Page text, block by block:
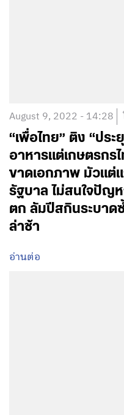
August 9, 2022 - 14:28
“เพื่อไทย” ติง “ประ
อาหารแต่เกษตรกร
ขาดเอกภาพ มัวแต่
รัฐบาล ไม่สนใจปัญ
ตก ลัมปีสกินระบาด
ล่าช้า
อ่านต่อ